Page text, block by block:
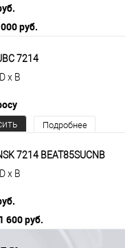
руб.
7214
x B
Подробнее
7214 BEAT85SUCNB
x B
600 руб.